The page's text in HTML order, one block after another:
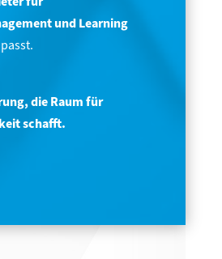
und Learning
die Raum für
schafft.